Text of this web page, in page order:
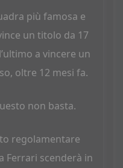
più famosa e
un titolo da 17
a vincere un
oltre 12 mesi fa.
non basta.
regolamentare
Ferrari scenderà in